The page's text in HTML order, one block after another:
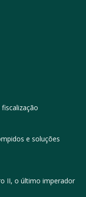
e soluções
II, o último imperador